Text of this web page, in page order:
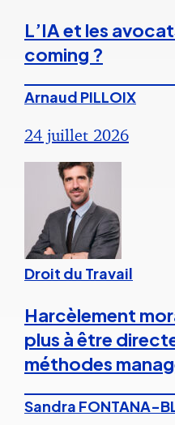
L’IA et les
coming ?
Arnaud PILLOIX
24 juillet 2026
Droit du Travail
Harcèlement
plus à être
méthodes
Sandra FONTANA-